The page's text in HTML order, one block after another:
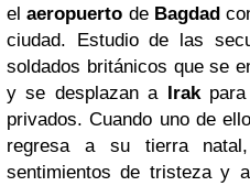
elaeropuerto de Bagdad
ciudad. Estudio de las
soldados británicos que se
y se desplazan a Irakpara
privados. Cuando uno de
regresa a su tierra natal,
sentimientos de tristeza y